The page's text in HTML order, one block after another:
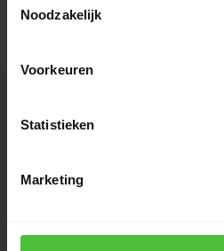
Noodzakelijk
Voorkeuren
Statistieken
Marketing
mm band
EAN Code